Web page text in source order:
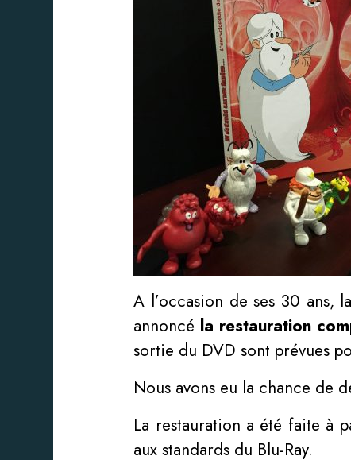
A l’occasion de ses 30 ans,
annoncé la restauration
sortie du DVD sont prévues
Nous avons eu la chance de
La restauration a été faite à
aux standards du Blu-Ray.